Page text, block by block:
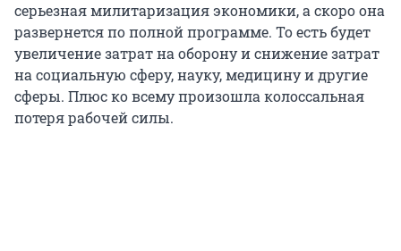
серьезная милитаризация экономики, а скоро она
развернется по полной программе. То есть будет
увеличение затрат на оборону и снижение затрат
на социальную сферу, науку, медицину и другие
сферы. Плюс ко всему произошла колоссальная
потеря рабочей силы.